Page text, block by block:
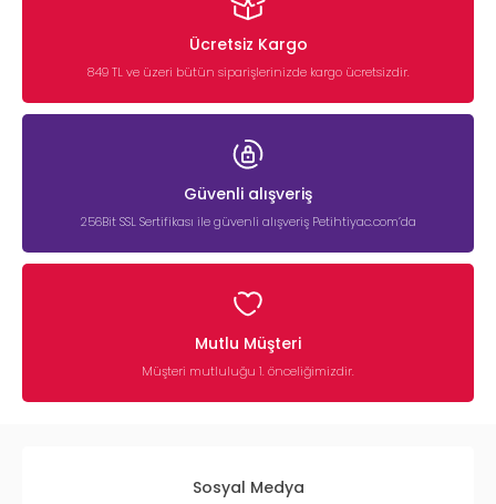
Ücretsiz Kargo
849 TL ve üzeri bütün siparişlerinizde kargo ücretsizdir.
Güvenli alışveriş
256Bit SSL Sertifikası ile güvenli alışveriş Petihtiyac.com’da
Mutlu Müşteri
Müşteri mutluluğu 1. önceliğimizdir.
Sosyal Medya